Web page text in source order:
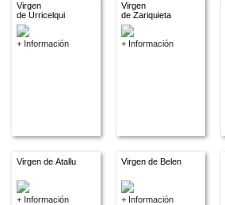
Virgen
de Urricelqui
+ Información
Virgen
de Zariquieta
+ Información
Virgen de Atallu
+ Información
Virgen de Belen
+ Información